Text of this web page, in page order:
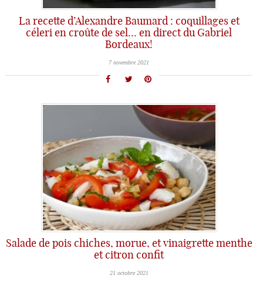
La recette d’Alexandre Baumard : coquillages et
céleri en croûte de sel… en direct du Gabriel
Bordeaux!
7 novembre 2021
Salade de pois chiches, morue, et vinaigrette menthe
et citron confit
21 octobre 2021